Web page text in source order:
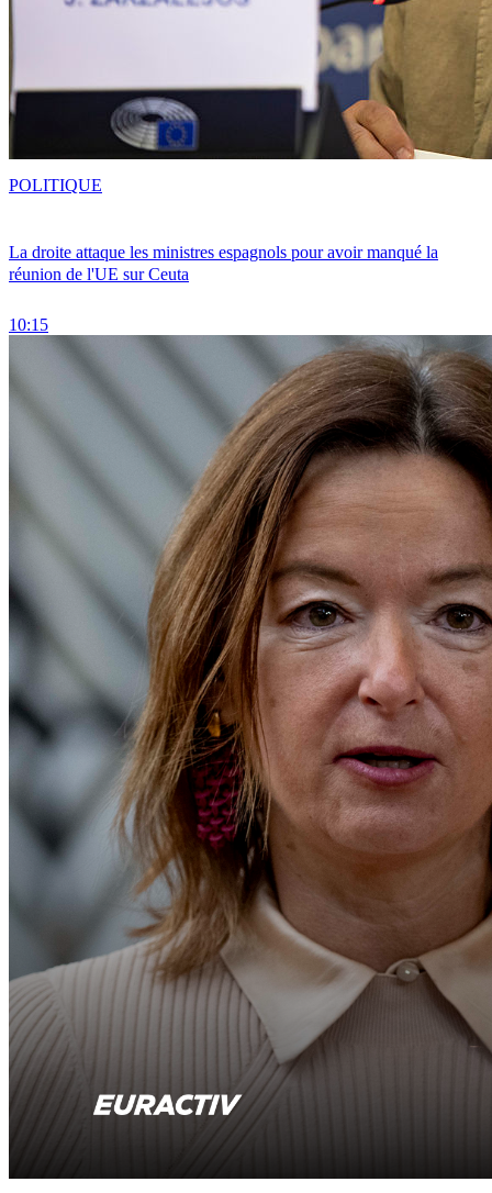
La droite attaque les ministres espagnols pour avoir manqué la
réunion de l'UE sur Ceuta
10:15
POLITIQUE